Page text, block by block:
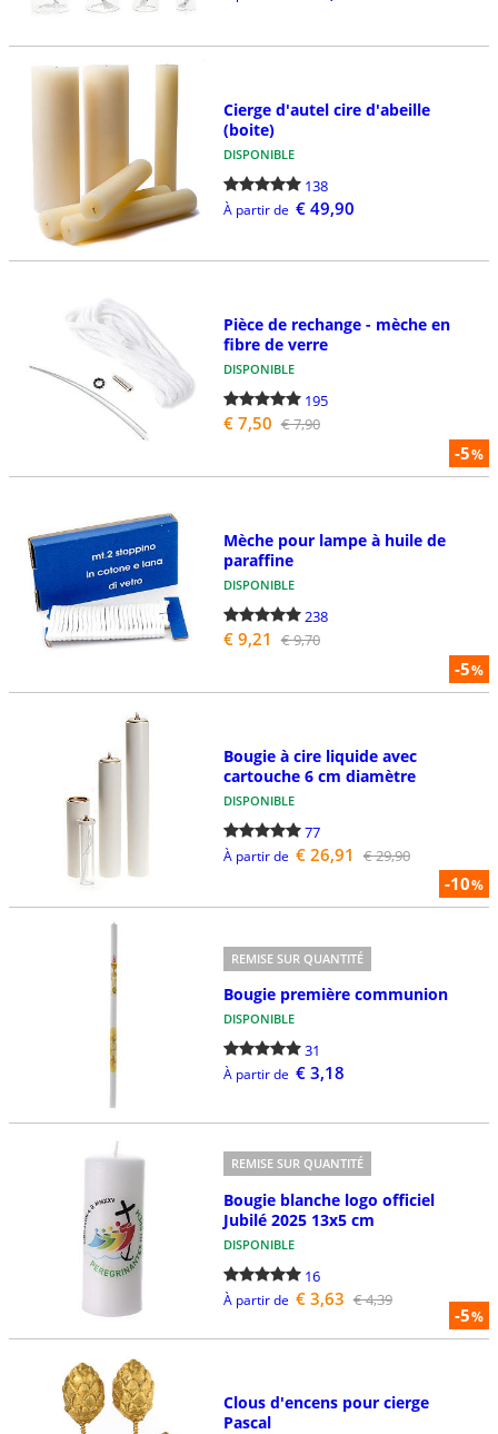
Cierge d'autel cire d'abeille
(boite)
DISPONIBLE
138
À partir de € 49,90
-5%
Pièce de rechange - mèche en
fibre de verre
DISPONIBLE
195
€ 7,50 € 7,90
-5%
Mèche pour lampe à huile de
paraffine
DISPONIBLE
238
€ 9,21 € 9,70
-10%
Bougie à cire liquide avec
cartouche 6 cm diamètre
DISPONIBLE
77
À partir de € 26,91 € 29,90
REMISE SUR QUANTITÉ
Bougie première communion
DISPONIBLE
31
À partir de € 3,18
-5%
REMISE SUR QUANTITÉ
Bougie blanche logo officiel
Jubilé 2025 13x5 cm
DISPONIBLE
16
À partir de € 3,63 € 4,39
Clous d'encens pour cierge
Pascal